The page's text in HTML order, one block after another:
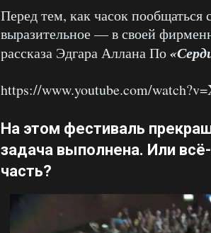
Перед тем, как часок
выразительное — в своей
рассказа Эдгара Аллана По
https://www.youtube.com/
На этом фестиваль
задача выполнена. Или
часть?